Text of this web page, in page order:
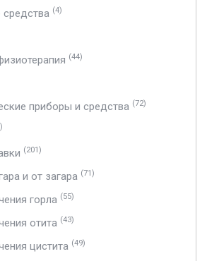
(4)
(44)
приборы и средства (72)
(201)
и от загара (71)
горла (55)
отита (43)
цистита (49)